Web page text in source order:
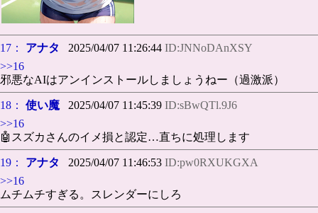
17： アナタ 2025/04/07 11:26:44 ID:JNNoDAnXSY
>>16
邪悪なAIはアンインストールしましょうねー（過激派）
18： 使い魔 2025/04/07 11:45:39 ID:sBwQTl.9J6
>>16
🤖スズカさんのイメ損と認定…直ちに処理します
19： アナタ 2025/04/07 11:46:53 ID:pw0RXUKGXA
>>16
ムチムチすぎる。スレンダーにしろ